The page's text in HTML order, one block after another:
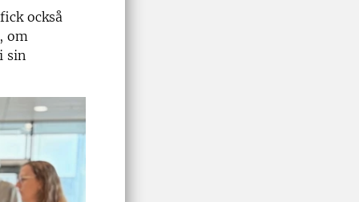
också
om
sin